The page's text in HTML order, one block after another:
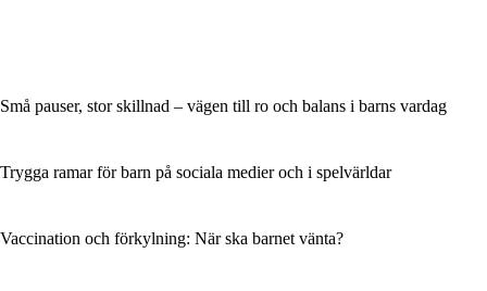
Små pauser, stor skillnad – vägen till ro och balans i barns vardag
Trygga ramar för barn på sociala medier och i spelvärldar
Vaccination och förkylning: När ska barnet vänta?